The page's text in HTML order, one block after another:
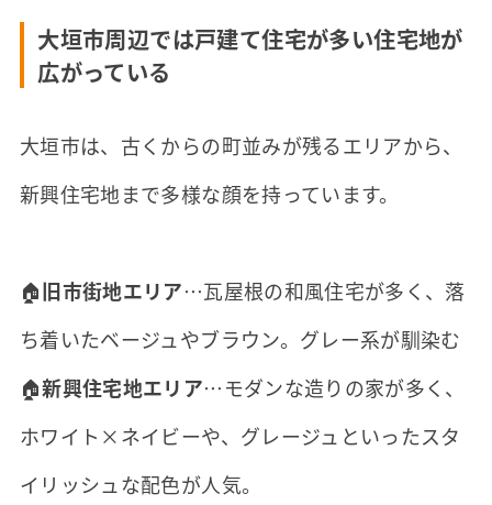
大垣市周辺では戸建て住宅が多い住宅地が
広がっている
大垣市は、古くからの町並みが残るエリアから、
新興住宅地まで多様な顔を持っています。
🏠旧市街地エリア…瓦屋根の和風住宅が多く、落
ち着いたベージュやブラウン。グレー系が馴染む
🏠新興住宅地エリア…モダンな造りの家が多く、
ホワイト×ネイビーや、グレージュといったスタ
イリッシュな配色が人気。